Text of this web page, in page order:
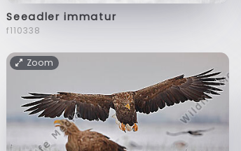
Seeadler immatur
f110338
Zoom